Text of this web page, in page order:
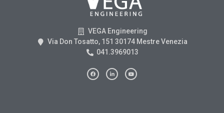
VEGA Engineering
Via Don Tosatto, 151 30174 Mestre Venezia
041.3969013